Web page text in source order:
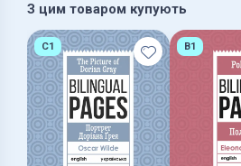
З цим товаром купують
C1 B1